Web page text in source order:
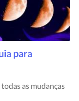
para
as mudanças